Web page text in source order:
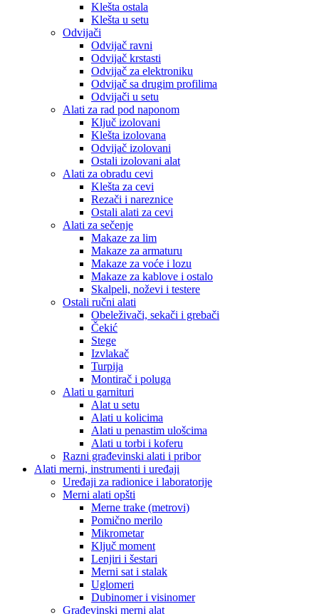
Klešta ostala
Klešta u setu
Odvijači
Odvijač ravni
Odvijač krstasti
Odvijač za elektroniku
Odvijač sa drugim profilima
Odvijači u setu
Alati za rad pod naponom
Ključ izolovani
Klešta izolovana
Odvijač izolovani
Ostali izolovani alat
Alati za obradu cevi
Klešta za cevi
Rezači i nareznice
Ostali alati za cevi
Alati za sečenje
Makaze za lim
Makaze za armaturu
Makaze za voće i lozu
Makaze za kablove i ostalo
Skalpeli, noževi i testere
Ostali ručni alati
Obeleživači, sekači i grebači
Čekić
Stege
Izvlakač
Turpija
Montirač i poluga
Alati u garnituri
Alat u setu
Alati u kolicima
Alati u penastim ulošcima
Alati u torbi i koferu
Razni građevinski alati i pribor
Alati merni, instrumenti i uređaji
Uređaji za radionice i laboratorije
Merni alati opšti
Merne trake (metrovi)
Pomično merilo
Mikrometar
Ključ moment
Lenjiri i šestari
Merni sat i stalak
Uglomeri
Dubinomer i visinomer
Građevinski merni alat